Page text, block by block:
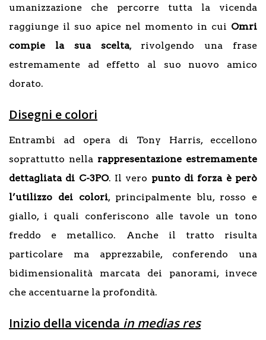
umanizzazione che percorre tutta la vicenda
raggiunge il suo apice nel momento in cui Omri
compie la sua scelta, rivolgendo una frase
estremamente ad effetto al suo nuovo amico
dorato.
Disegni e colori
Entrambi ad opera di Tony Harris, eccellono
soprattutto nella rappresentazione estremamente
dettagliata di C-3PO. Il vero punto di forza è però
l’utilizzo dei colori, principalmente blu, rosso e
giallo, i quali conferiscono alle tavole un tono
freddo e metallico. Anche il tratto risulta
particolare ma apprezzabile, conferendo una
bidimensionalità marcata dei panorami, invece
che accentuarne la profondità.
Inizio della vicenda in medias res